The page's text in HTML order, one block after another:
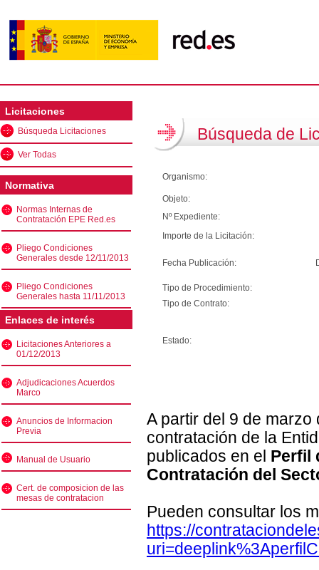
Licitaciones
Búsqueda Licitaciones
Ver Todas
Normativa
Normas Internas de
Contratación EPE Red.es
Pliego Condiciones
Generales desde 12/11/2013
Pliego Condiciones
Generales hasta 11/11/2013
Enlaces de interés
Licitaciones Anteriores a
01/12/2013
Adjudicaciones Acuerdos
Marco
Anuncios de Informacion
Previa
Manual de Usuario
Cert. de composicion de las
mesas de contratacion
Búsqueda de
Organismo:
Objeto:
Nº Expediente:
Importe de la Licitación:
Fecha Publicación:
Tipo de Procedimiento:
Tipo de Contrato:
Estado:
A partir del 9 de
contratación de la
publicados en el Perfil
Contratación del
Pueden consultar los
https://